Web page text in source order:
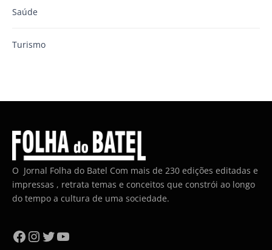
Saúde
Turismo
O Jornal Folha do Batel Com mais de 230 edições editadas e
impressas , retrata temas e conceitos que constrói ao longo
do tempo a cultura de uma sociedade.
Facebook
Instagram
Twitter
YouTube